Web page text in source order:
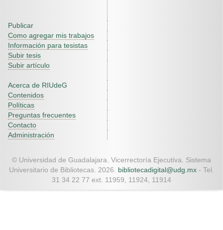
Publicar
Como agregar mis trabajos
Información para tesistas
Subir tesis
Subir artículo
Acerca de RIUdeG
Contenidos
Políticas
Preguntas frecuentes
Contacto
Administración
© Universidad de Guadalajara. Vicerrectoría Ejecutiva. Sistema
Universitario de Bibliotecas. 2026. bibliotecadigital@udg.mx - Tel.
31 34 22 77 ext. 11959, 11924, 11914